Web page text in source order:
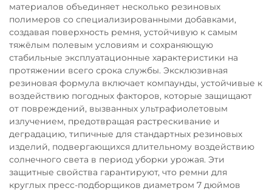
материалов объединяет несколько резиновых
полимеров со специализированными добавками,
создавая поверхность ремня, устойчивую к самым
тяжёлым полевым условиям и сохраняющую
стабильные эксплуатационные характеристики на
протяжении всего срока службы. Эксклюзивная
резиновая формула включает компаунды, устойчивые к
воздействию погодных факторов, которые защищают
от повреждений, вызванных ультрафиолетовым
излучением, предотвращая растрескивание и
деградацию, типичные для стандартных резиновых
изделий, подвергающихся длительному воздействию
солнечного света в период уборки урожая. Эти
защитные свойства гарантируют, что ремни для
круглых пресс-подборщиков диаметром 7 дюймов